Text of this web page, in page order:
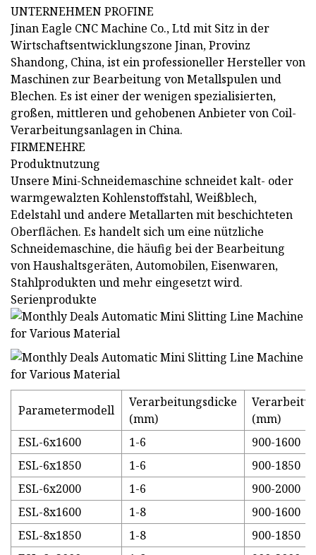
UNTERNEHMEN PROFINE
Jinan Eagle CNC Machine Co., Ltd mit Sitz in der
Wirtschaftsentwicklungszone Jinan, Provinz
Shandong, China, ist ein professioneller Hersteller von
Maschinen zur Bearbeitung von Metallspulen und
Blechen. Es ist einer der wenigen spezialisierten,
großen, mittleren und gehobenen Anbieter von Coil-
Verarbeitungsanlagen in China.
FIRMENEHRE
Produktnutzung
Unsere Mini-Schneidemaschine schneidet kalt- oder
warmgewalzten Kohlenstoffstahl, Weißblech,
Edelstahl und andere Metallarten mit beschichteten
Oberflächen. Es handelt sich um eine nützliche
Schneidemaschine, die häufig bei der Bearbeitung
von Haushaltsgeräten, Automobilen, Eisenwaren,
Stahlprodukten und mehr eingesetzt wird.
Serienprodukte
Parametermodell
Verarbeitungsdicke
(mm)
(mm)
ESL-6x1600
1-6
900-1600
ESL-6x1850
1-6
900-1850
ESL-6x2000
1-6
900-2000
ESL-8x1600
1-8
900-1600
ESL-8x1850
1-8
900-1850